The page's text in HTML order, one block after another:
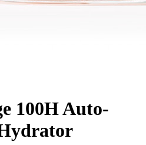
100H Auto-